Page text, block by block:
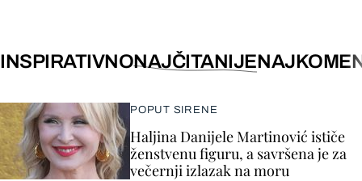
INSPIRATIVNONAJČITANIJE
POPUT SIRENE
Haljina Danijele Martinović ističe
ženstvenu figuru, a savršena je za
večernji izlazak na moru